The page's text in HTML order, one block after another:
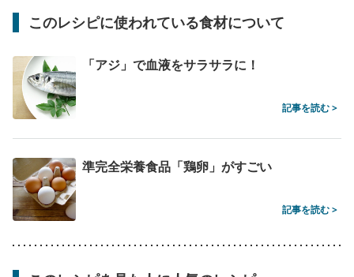
このレシピに使われている食材について
「アジ」で血液をサラサラに！
記事を読む >
準完全栄養食品「鶏卵」がすごい
記事を読む >